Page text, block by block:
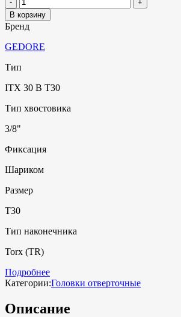
В корзину
Бренд
GEDORE
Тип
ITX 30 B T30
Тип хвостовика
3/8"
Фиксация
Шариком
Размер
T30
Тип наконечника
Torx (TR)
Подробнее
Категории:Головки отверточные
Описание